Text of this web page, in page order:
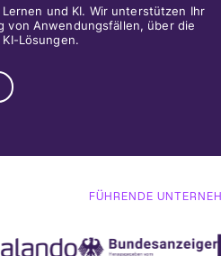
und KI. Wir unterstützen Ihr
von Anwendungsfällen, über die
Lösungen.
FÜHRENDE